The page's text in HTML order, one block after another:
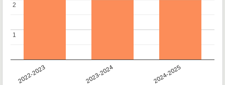
2022-2023 2023-2024 2024-2025
11
2
2